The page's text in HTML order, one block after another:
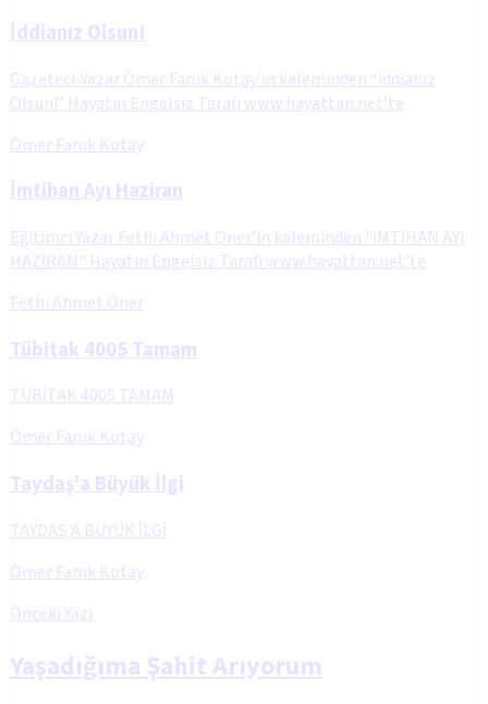
İddianız Olsun!
Gazeteci-Yazar Ömer Faruk Kotay’ın kaleminden “İddianız
Olsun!” Hayatın Engelsiz Tarafı www.hayattan.net’te
Ömer Faruk Kotay
İmtihan Ayı Haziran
Eğitimci Yazar Fethi Ahmet Öner’in kaleminden "İMTİHAN AYI
HAZİRAN" Hayatın Engelsiz Tarafı www.hayattan.net’te
Fethi Ahmet Öner
Tübitak 4005 Tamam
TÜBİTAK 4005 TAMAM
Ömer Faruk Kotay
Taydaş'a Büyük İlgi
TAYDAŞ'A BÜYÜK İLGİ
Ömer Faruk Kotay
Önceki Yazı
Yaşadığıma Şahit Arıyorum